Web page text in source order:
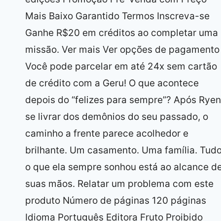
Mais Baixo Garantido Termos Inscreva-se
Ganhe R$20 em créditos ao completar uma
missão. Ver mais Ver opções de pagamento
Você pode parcelar em até 24x sem cartão
de crédito com a Geru! O que acontece
depois do “felizes para sempre”? Após Ryen
se livrar dos demônios do seu passado, o
caminho a frente parece acolhedor e
brilhante. Um casamento. Uma família.
o que ela sempre sonhou está ao alcance
suas mãos. Relatar um problema com este
produto Número de páginas 120 páginas
Idioma Português Editora Fruto Proibido